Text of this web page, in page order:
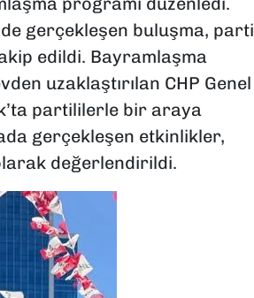
gerçekleşen buluşma, parti
edildi. Bayramlaşma
uzaklaştırılan CHP Genel
partililerle bir araya
gerçekleşen etkinlikler,
değerlendirildi.